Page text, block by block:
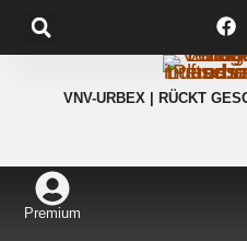
VNV-URBEX | RÜCKT
Premium